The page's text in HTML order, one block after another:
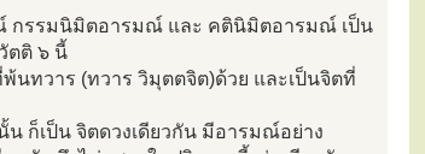
กรรมนิมิตอารมณ์ และ คตินิมิตอารมณ์ เป็น
ตติ ๖ นี้
ทวาร (ทวาร วิมุตตจิต)ด้วย และเป็นจิตที่
ก็เป็น จิตดวงเดียวกัน มีอารมณ์อย่าง